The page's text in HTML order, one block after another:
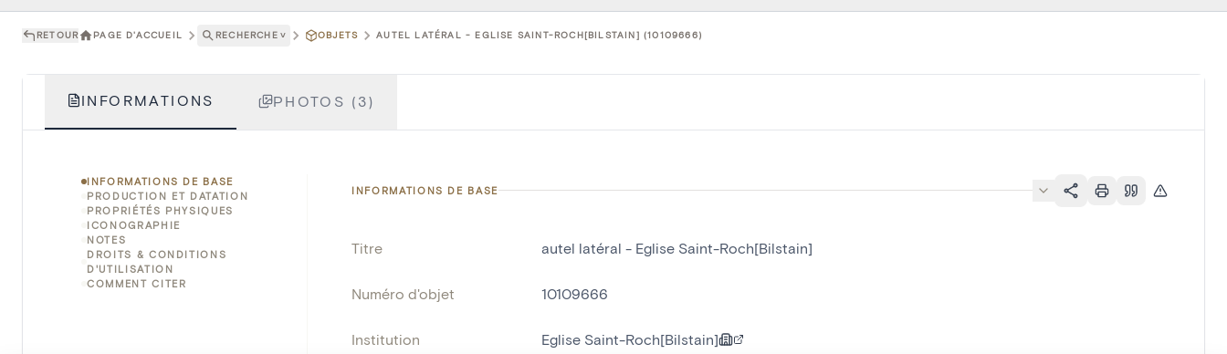
RETOUR PAGE D'ACCUEIL RECHERCHE ˅ OBJETS AUTEL LATÉRAL - EGLISE SAINT-ROCH[BILSTAIN] (10109666)
INFORMATIONS PHOTOS (3)
INFORMATIONS DE BASE
PRODUCTION ET DATATION
PROPRIÉTÉS PHYSIQUES
ICONOGRAPHIE
NOTES
DROITS & CONDITIONS
D'UTILISATION
COMMENT CITER
INFORMATIONS DE BASE
Titre autel latéral - Eglise Saint-Roch[Bilstain]
Numéro d'objet 10109666
Institution Eglise Saint-Roch[Bilstain]